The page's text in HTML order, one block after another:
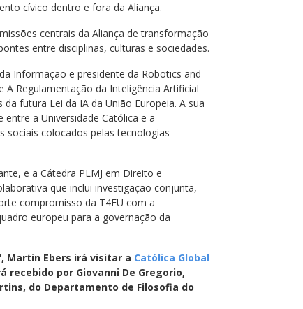
cívico dentro e fora da Aliança.
centrais da Aliança de transformação
entre disciplinas, culturas e sociedades.
Informação e presidente da Robotics and
A Regulamentação da Inteligência Artificial
futura Lei da IA da União Europeia. A sua
a Universidade Católica e a
sociais colocados pelas tecnologias
e a Cátedra PLMJ em Direito e
que inclui investigação conjunta,
compromisso da T4EU com a
europeu para a governação da
Martin Ebers irá visitar a Católica Global
recebido por Giovanni De Gregorio,
do Departamento de Filosofia do